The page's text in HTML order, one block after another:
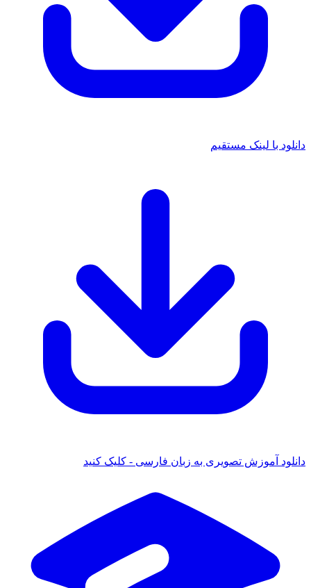
دانلود با لینک مستقیم
دانلود آموزش تصویری به زبان فارسی - کلیک کنید